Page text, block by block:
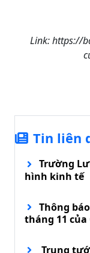
Link: https://
Tin liên
Trường
hình kinh tế
Thông
tháng 11
Trung